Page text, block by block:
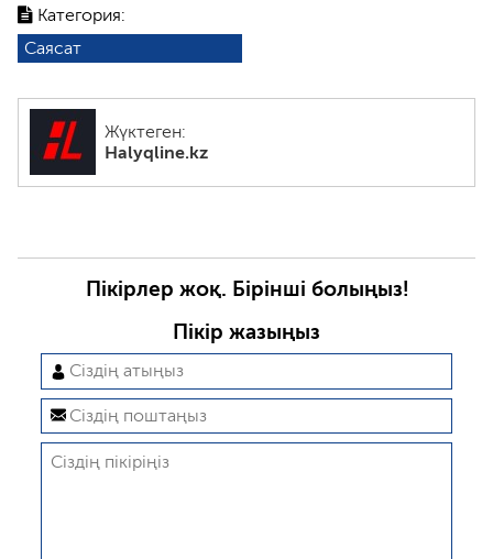
Категория:
Саясат
Жүктеген:
Halyqline.kz
Пікірлер жоқ. Бірінші болыңыз!
Пікір жазыңыз